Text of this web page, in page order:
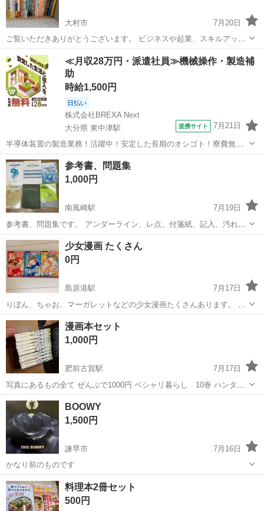
大村市
7月20日
ご覧いただきありがとうございます。 ビジネスや起業、スキルアップ
に役立つ良書・名著を【21冊まとめて】出品いたします。一気読み
や、これからのインプットにいかがでしょうか。 【特に人気の目玉商
品】 ・起業の科学 スタートアッ...
長崎 大村市 ビジネス、経済
≪月収28万円・派遣社員≫機械操作・製造補
助
時給1,500円
日払い
株式会社BREXA Next
大分県 東中津駅
提携サイト 7月21日
半導体装置の製造業務！活躍中！安定した長期のオシゴト！寮費無料
★赴任旅費会社負担◎20代～40代の男性活躍中★未経験活躍中！高時
給1,500円！《大分県中津市》 人気の工場のお仕事 ◇半導体装置内部
のシート製造◇ ＊クリー...
大分 中津市 東中津駅 その他
参考書、問題集
1,000円
南風崎駅
7月19日
参考書、問題集です。 アンダーライン、レ点、付箋紙、記入、汚れ、
その他あります。 私の近くのコンビニで取引します。 発送は出来ませ
ん。 ノーレーム、ノーリターン、ノーキャンセルです。
長崎 佐世保市 南風崎駅 就職、資格
少女漫画 たくさん
0円
島原港駅
7月17日
りぼん、ちゃお、マーガレットなどの少女漫画たくさんあります。 お
気軽にお問い合わせください♩
長崎 南島原市 島原港駅
漫画本セット
1,000円
肥前古賀駅
7月17日
写真にあるもの全て ぜんぶで1000円 ベシャリ暮らし 10巻 ハンター
ハンター 数冊
長崎 長崎市
BOOWY
1,500円
諫早市
7月16日
かなり前のものです
長崎 諫早市 CD
料理本2冊セット
500円